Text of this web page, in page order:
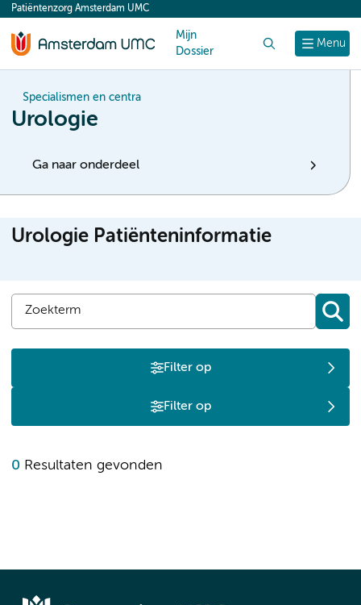
content
Menu
Patiëntenzorg Amsterdam UMC
Mijn
Dossier
Specialismen en centra
Urologie
Ga naar onderdeel
Urologie Patiënteninformatie
Filter op
Filter op
0 Resultaten gevonden